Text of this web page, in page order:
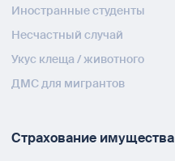
Иностранные студенты
Несчастный случай
Укус клеща / животного
ДМС для мигрантов
Страхование имущества